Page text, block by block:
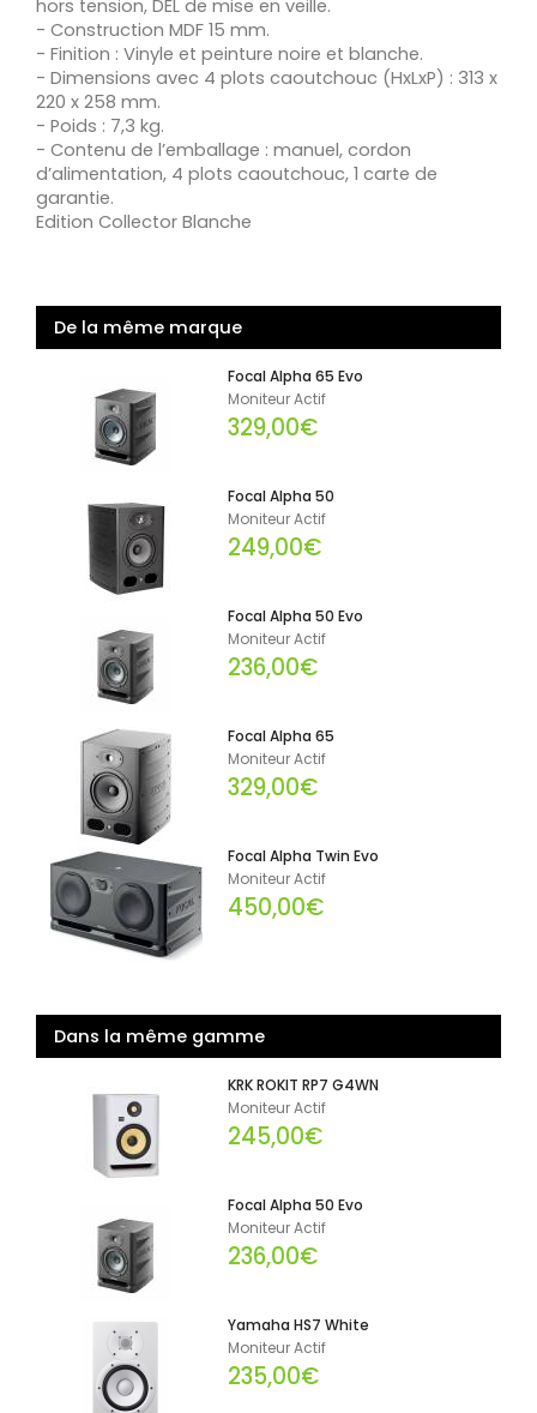
hors tension, DEL de mise en veille.
- Construction MDF 15 mm.
- Finition : Vinyle et peinture noire et blanche.
- Dimensions avec 4 plots caoutchouc (HxLxP) : 313 x
220 x 258 mm.
- Poids : 7,3 kg.
- Contenu de l’emballage : manuel, cordon
d’alimentation, 4 plots caoutchouc, 1 carte de
garantie.
Edition Collector Blanche
De la même marque
Focal Alpha 65 Evo
Moniteur Actif
329,00€
Focal Alpha 50
Moniteur Actif
249,00€
Focal Alpha 50 Evo
Moniteur Actif
236,00€
Focal Alpha 65
Moniteur Actif
329,00€
Focal Alpha Twin Evo
Moniteur Actif
450,00€
Dans la même gamme
KRK ROKIT RP7 G4WN
Moniteur Actif
245,00€
Focal Alpha 50 Evo
Moniteur Actif
236,00€
Yamaha HS7 White
Moniteur Actif
235,00€